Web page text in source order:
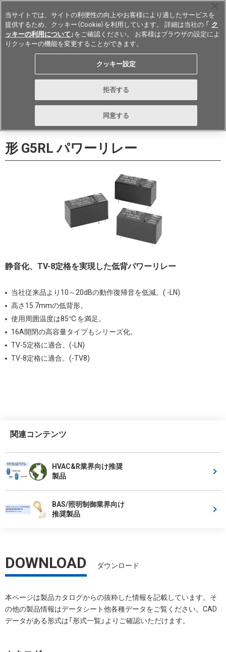
Japan
お問い合わせ
形 G5RL パワーリレー
静音化、TV-8定格を実現した低背パワーリレー
当社従来品より10～20dBの動作復帰音を低減。( -LN)
高さ15.7mmの低背形。
使用周囲温度は85℃を満足。
16A開閉の高容量タイプもシリーズ化。
TV-5定格に適合。(-LN)
TV-8定格に適合。(-TV8)
関連コンテンツ
HVAC&R業界向け推奨
製品
BAS/照明制御業界向け
推奨製品
DOWNLOAD ダウンロード
本ページは製品カタログからの抜粋した情報を記載しています。そ
の他の製品情報はデータシート他各種データをご覧ください。CAD
データがある形式は「形式一覧」よりご確認いただけます。
当サイトでは、サイトの利便性の向上やお客様により適したサービスを
提供するため、クッキー（Cookie）を利用しています。 詳細は当社の 「 ク
ッキーの利用について 」をご確認ください。 お客様はブラウザの設定によ
りクッキーの機能を変更することができます。
クッキー設定
拒否する
同意する